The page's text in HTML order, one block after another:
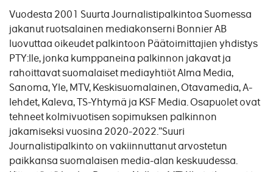
Vuodesta 2001 Suurta Journalistipalkintoa Suomessa
jakanut ruotsalainen mediakonserni Bonnier AB
luovuttaa oikeudet palkintoon Päätoimittajien yhdistys
PTY:lle, jonka kumppaneina palkinnon jakavat ja
rahoittavat suomalaiset mediayhtiöt Alma Media,
Sanoma, Yle, MTV, Keskisuomalainen, Otavamedia, A-
lehdet, Kaleva, TS-Yhtymä ja KSF Media. Osapuolet ovat
tehneet kolmivuotisen sopimuksen palkinnon
jakamiseksi vuosina 2020-2022.”Suuri
Journalistipalkinto on vakiinnuttanut arvostetun
paikkansa suomalaisen media-alan keskuudessa.